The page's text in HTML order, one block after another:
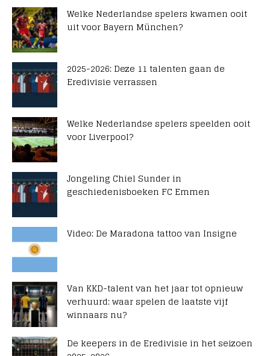
Welke Nederlandse spelers kwamen ooit
uit voor Bayern München?
2025-2026: Deze 11 talenten gaan de
Eredivisie verrassen
Welke Nederlandse spelers speelden ooit
voor Liverpool?
Jongeling Chiel Sunder in
geschiedenisboeken FC Emmen
Video: De Maradona tattoo van Insigne
Van KKD-talent van het jaar tot opnieuw
verhuurd: waar spelen de laatste vijf
winnaars nu?
De keepers in de Eredivisie in het seizoen